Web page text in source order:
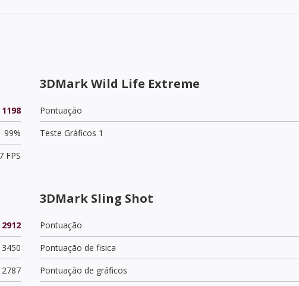
1198
99%
7 FPS
3DMark Wild Life Extreme
Pontuação
Teste Gráficos 1
2912
3450
2787
3DMark Sling Shot
Pontuação
Pontuação de fisica
Pontuação de gráficos